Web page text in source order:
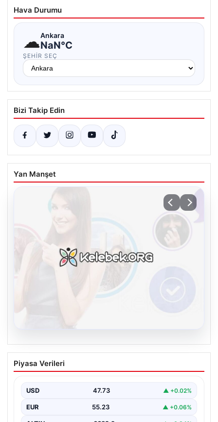
Hava Durumu
☁Ankara
NaN°C
ŞEHIR SEÇ
Bizi Takip Edin
Yan Manşet
08.08.2026
Kelebek.Org İle Dijital İletişimin Güvenli
Adresi Ve Muhabbet Deneyimi
oluşturması ciddi bir hassasiyet barındırmaktadır.
Günümüzde birçok…
Piyasa Verileri
USD 47.73 ▲ +0.02%
EUR 55.23 ▲ +0.06%